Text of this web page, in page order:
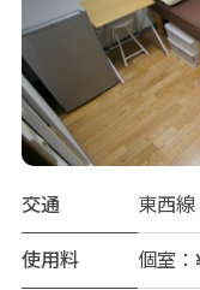
交通
東西
使用料
個室